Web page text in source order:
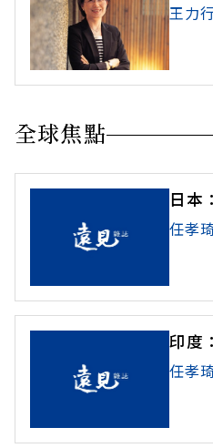
王力
全球焦點
日本
任孝
印度
任孝